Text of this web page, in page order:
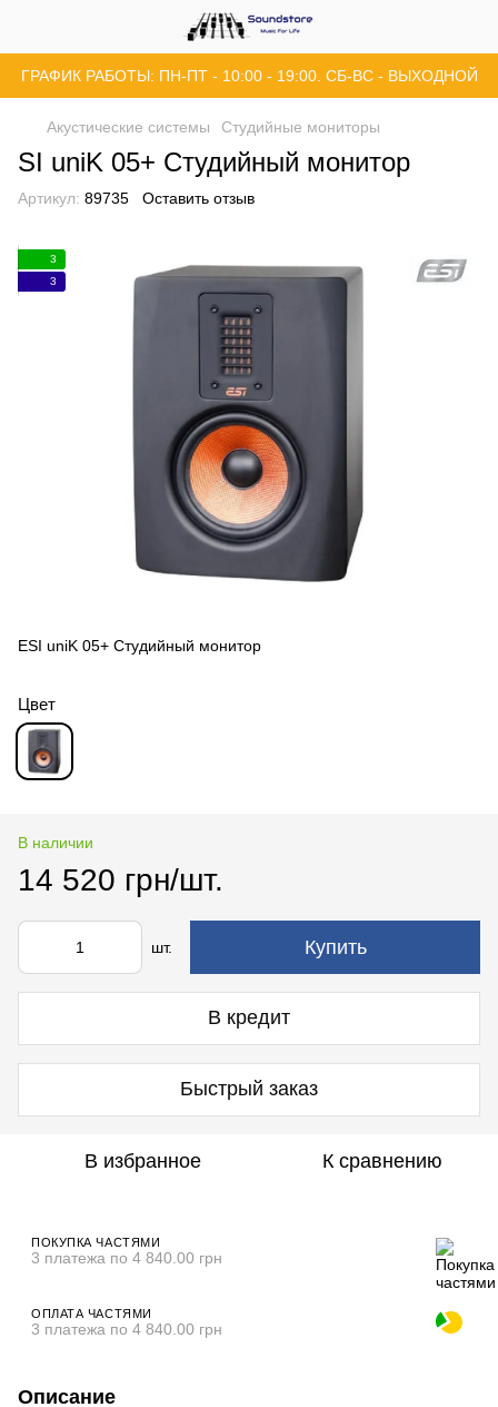
ГРАФИК РАБОТЫ: ПН-ПТ - 10:00 - 19:00. СБ-ВС - ВЫХОДНОЙ
Акустические системы Студийные мониторы
SI uniK 05+ Студийный монитор
Артикул: 89735 Оставить отзыв
3
3
ESI uniK 05+ Студийный монитор
Цвет
В наличии
14 520 грн/шт.
шт. Купить
В кредит
Быстрый заказ
В избранное К сравнению
ПОКУПКА ЧАСТЯМИ
3 платежа по 4 840.00 грн
ОПЛАТА ЧАСТЯМИ
3 платежа по 4 840.00 грн
Описание